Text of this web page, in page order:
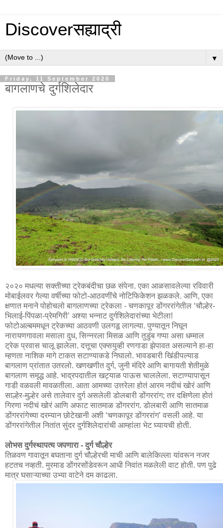
Discoverसह्याद्री
▼
Friday, 11 September 2020
बागलाणचे दुर्गशिलेदार
२०२० मधल्या सक्तीच्या ट्रेकबंदीचा छळ संपेना. एका आळसावलेल्या रविवारी
मोबाईलवर गेल्या वर्षीच्या फोटो-आठवणींचे नोटिफिकेशन झळकले. आणि, एका
क्षणात मनाने पोहोचलो बागलाणच्या ट्रेकला - चणकापूर डोंगररांगेतील ‘चौल्हेर-
भिलाई-पिंपळा-प्रेमगिरी’ अश्या भन्नाट दुर्गशिलेदारांच्या भेटीला!
फोटोअल्बममधून ट्रेकच्या आठवणी उलगडू लागल्या. पुण्यातून निघून
नारायणगावला मसाला दुध, सिन्नरला मिसळ आणि तुडुंब गप्पा असा धम्माल
ट्रेक प्रवास चालू झालेला. दत्तूचा एक्सयुव्ही रणगाडा झेपावत असल्याने हा-हा
म्हणता नाशिक मागे टाकत सटाण्याकडे निघालो. भावडबारी खिंडीपल्याड
बागलाण प्रांतात उतरलो. खणखणीत दुर्ग, जुनी मंदिरे आणि बागायती शेतीमुळे
बागलाण समृद्ध आहे. भाद्रपदातील खट्याळ पाऊस चाललेला. सटाण्यापासून
गाडी वळवली मावळतीला. आता आमच्या उत्तरेला होतं आरम नदीचं खोरं आणि
साल्हेर-मुल्हेर असे तालेवार दुर्ग असलेली डोलबारी डोंगररांग; तर दक्षिणेला होतं
गिरणा नदीचं खोरं आणि अफाट सातमाळ डोंगररांग. डोलबारी आणि सातमाळ
डोंगररांगेच्या दरम्यान छोटेखानी अशी ‘चणकापूर डोंगररांग’ वसली आहे. या
डोंगररांगेतील नितांत सुंदर दुर्गशिलेदारांची आम्हांला भेट घ्यायची होती.
लोभस दुर्गस्थापत्य जपणारा - दुर्ग चौल्हेर
तिळवण गावातून बघताना दुर्ग चौल्हेरची माची आणि बालेकिल्ला यांवरून नजर
हटतच नव्हती. मुरमाड डोंगरसोंडेवरून आधी निवांत मळलेली वाट होती. पण पुढे
मात्र घसाऱ्याच्या उभ्या वाटेने दम काढला.